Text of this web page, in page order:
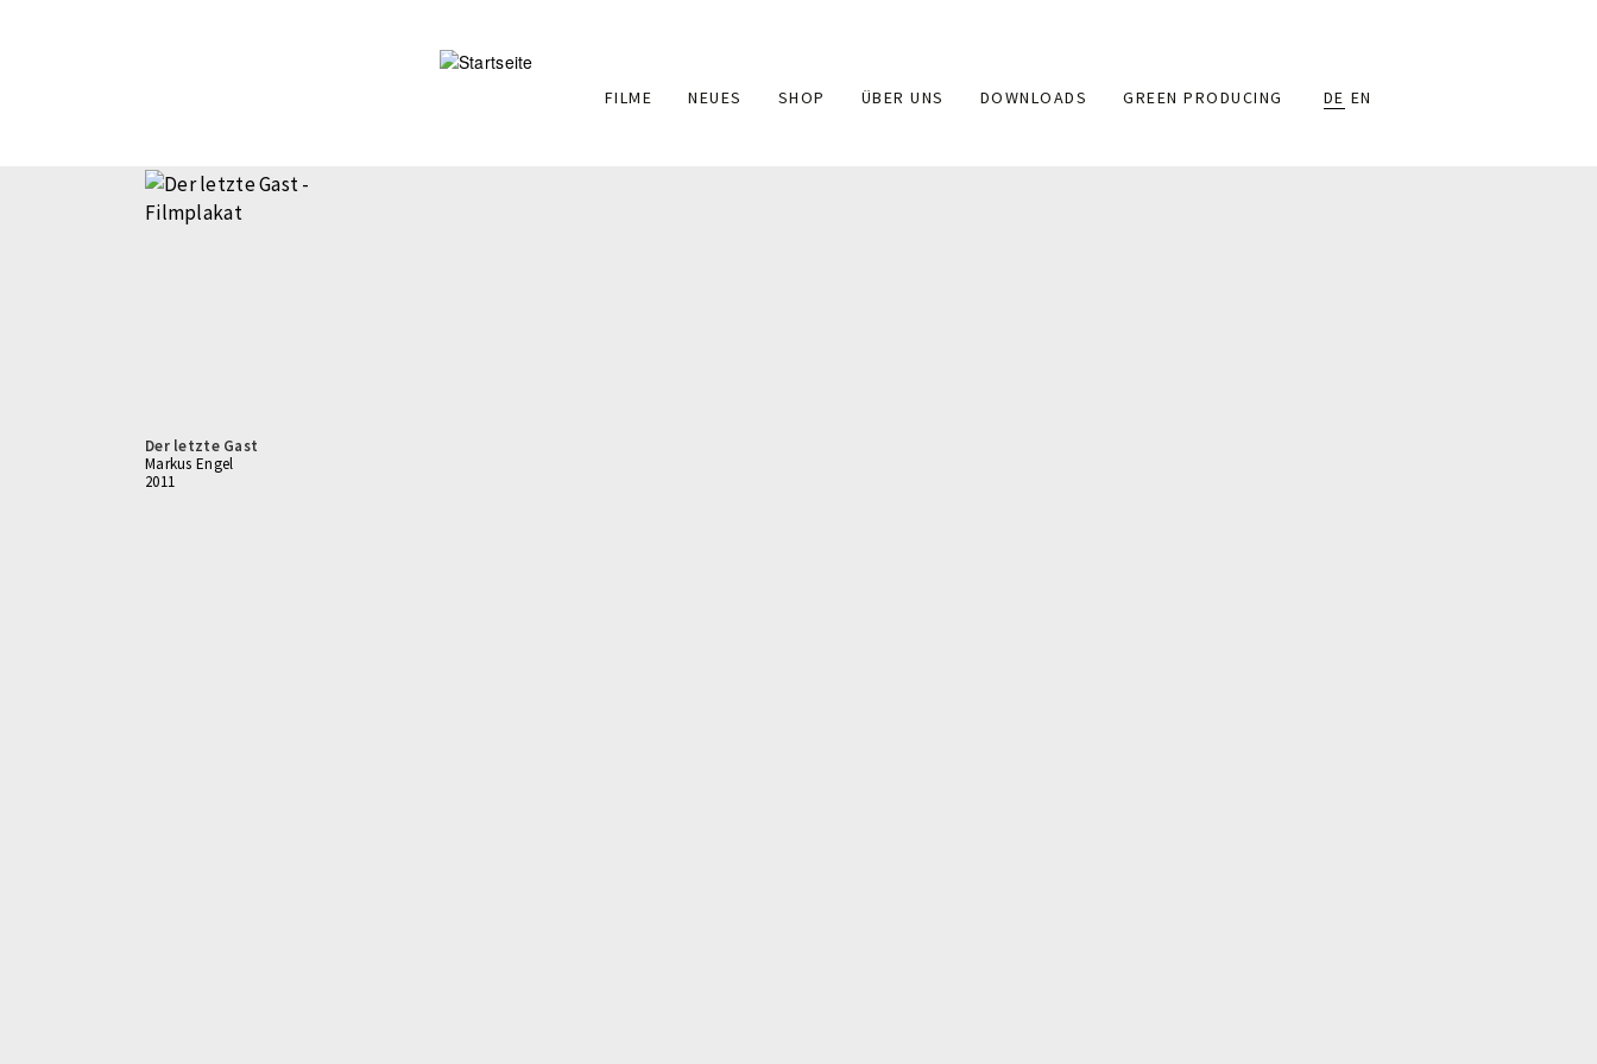
Main
FILME NEUES SHOP ÜBER UNS DOWNLOADS GREEN PRODUCING DE EN
Der letzte Gast
Markus Engel
2011